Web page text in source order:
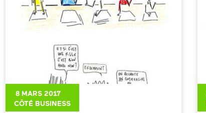
CÔTÉ BUSINESS
8 MARS 2017